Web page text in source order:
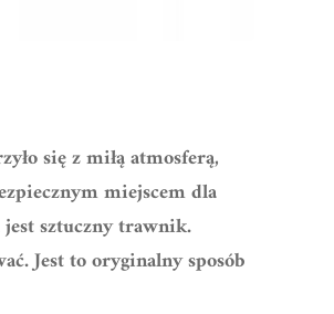
się z miłą atmosferą,
miejscem dla
sztuczny trawnik.
Jest to oryginalny sposób